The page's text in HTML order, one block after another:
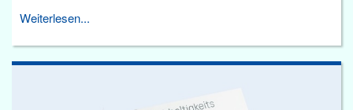
Weiterlesen...